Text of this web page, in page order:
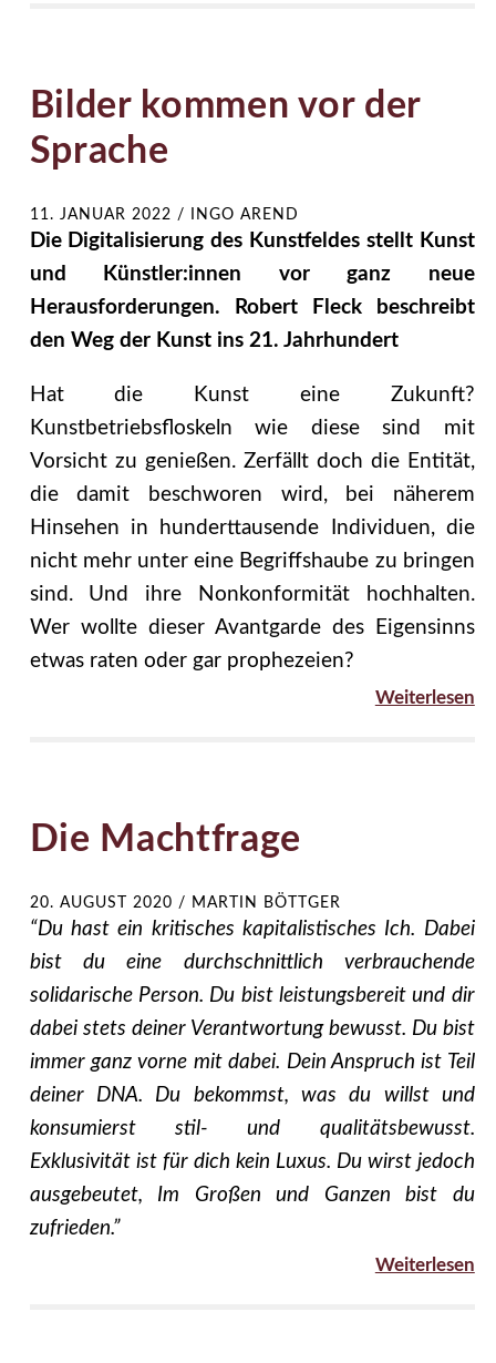
Bilder kommen vor der
Sprache
11. JANUAR 2022 / INGO AREND
Die Digitalisierung des Kunstfeldes stellt Kunst
und Künst­le­r:in­nen vor ganz neue
Herausforderungen. Robert Fleck beschreibt
den Weg der Kunst ins 21. Jahrhundert
Hat die Kunst eine Zukunft?
Kunstbetriebsfloskeln wie diese sind mit
Vorsicht zu genießen. Zerfällt doch die Entität,
die damit beschworen wird, bei näherem
Hinsehen in hunderttausende Individuen, die
nicht mehr unter eine Begriffshaube zu bringen
sind. Und ihre Nonkonformität hochhalten.
Wer wollte dieser Avantgarde des Eigensinns
etwas raten oder gar prophezeien?
Weiterlesen
Die Machtfrage
20. AUGUST 2020 / MARTIN BÖTTGER
“Du hast ein kritisches kapitalistisches Ich. Dabei
bist du eine durchschnittlich verbrauchende
solidarische Person. Du bist leistungsbereit und dir
dabei stets deiner Verantwortung bewusst. Du bist
immer ganz vorne mit dabei. Dein Anspruch ist Teil
deiner DNA. Du bekommst, was du willst und
konsumierst stil- und qualitätsbewusst.
Exklusivität ist für dich kein Luxus. Du wirst jedoch
ausgebeutet, Im Großen und Ganzen bist du
zufrieden.”
Weiterlesen